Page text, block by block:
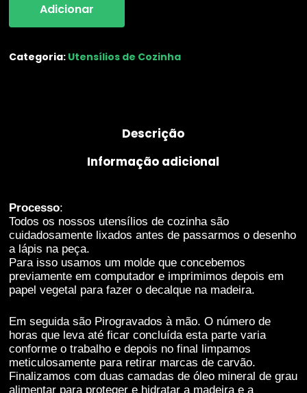
Adicionar
Categoria: Utensílios de Cozinha
Descrição
Informação adicional
Processo:
Todos os nossos utensílios de cozinha são
cuidadosamente lixados antes de passarmos o desenho
a lápis na peça.
Para isso usamos um molde que concebemos
previamente em computador e imprimimos depois em
papel vegetal para fazer o decalque na madeira.
Em seguida são Pirogravados à mão. O número de
horas que leva até ficar concluída esta parte varia
conforme o trabalho e depois no final limpamos
meticulosamente para retirar marcas de carvão.
Finalizamos com duas camadas de óleo mineral de grau
alimentar para proteger e hidratar a madeira e a
website
mesmo é
utilizado.
Experiência
De forma a que
o nosso
funcionar da
melhor
maneira
possível
durante a tua
visita. Se